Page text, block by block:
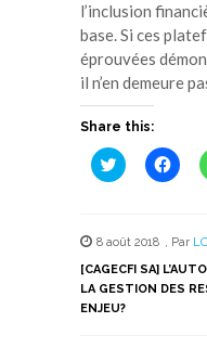
l’inclusion
base. Si ces
éprouvées
il n’en demeure
Share this:
Cliquez
pour
une
nouvelle
fenêtre)
pour
une
8 août 2018 , Par
[CAGECFI SA]
LA GESTION DES
ENJEU?